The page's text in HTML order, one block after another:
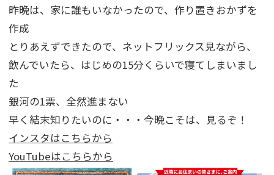
昨晩は、家に誰もいなかったので、作り置きおかずを
作成
とりあえずできたので、ネットフリックス見ながら、
飲んでいたら、はじめの15分くらいで寝てしまいまし
た
銀河の1票、全然進まない
早く結末知りたいのに・・・今晩こそは、見るぞ！
インスタはこちらから
YouTubeはこちらから